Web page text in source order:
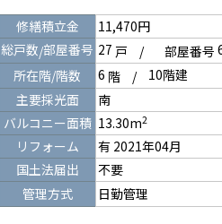
修繕積立金
11,470円
総戸数/部屋番号 27 戸 / 部屋番号
所在階/階数 6 階 /
10階建
主要採光面
南
バルコニー面積 13.30m2
リフォーム
有 2021年04月
国土法届出
不要
管理方式 日勤管理